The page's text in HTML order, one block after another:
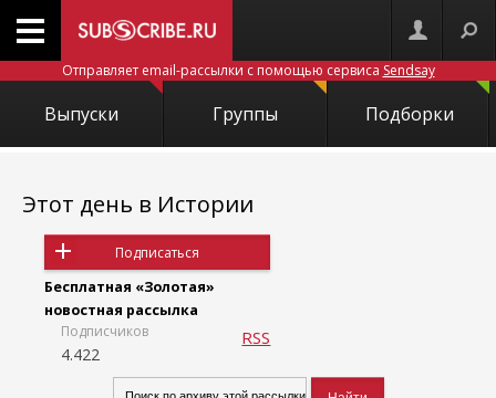
Отправляет email-рассылки с помощью сервиса Sendsay
Выпуски Группы Подборки
Этот день в Истории
Подписаться
Бесплатная «Золотая»
новостная рассылка
Подписчиков
4.422
RSS